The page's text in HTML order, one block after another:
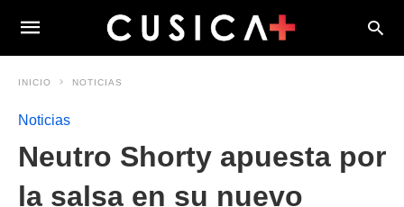
INICIO NOTICIAS
Noticias
Neutro Shorty apuesta por
la salsa en su nuevo